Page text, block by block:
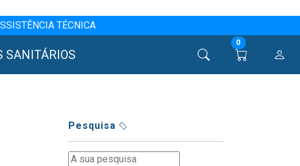
TÉCNICA
SANITÁRIOS
0
Pesquisa